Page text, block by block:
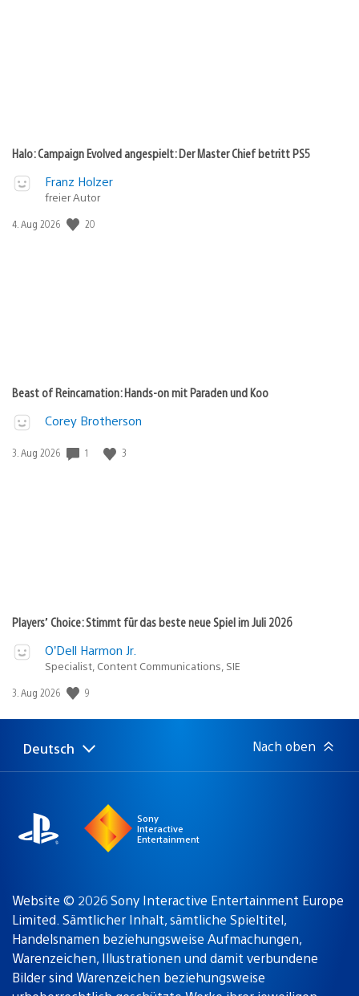
Halo: Campaign Evolved angespielt: Der Master Chief betritt PS5
Franz Holzer
freier Autor
Veröffentlichungsdatum:
4. Aug 2026 20
Beast of Reincarnation: Hands-on mit Paraden und Koo
Corey Brotherson
Veröffentlichungsdatum:
3. Aug 2026 1 3
Players’ Choice: Stimmt für das beste neue Spiel im Juli 2026
O’Dell Harmon Jr.
Specialist, Content Communications, SIE
Veröffentlichungsdatum:
3. Aug 2026 9
Select
Aktuelle
Deutsch Nach oben
Sony
Interactive
Entertainment
Website © 2026 Sony Interactive Entertainment Europe
Limited. Sämtlicher Inhalt, sämtliche Spieltitel,
Handelsnamen beziehungsweise Aufmachungen,
Warenzeichen, Illustrationen und damit verbundene
Bilder sind Warenzeichen beziehungsweise